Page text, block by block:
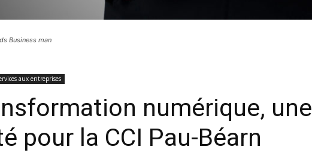
Business man
aux entreprises
numérique, une
pour la CCI Pau-Béarn